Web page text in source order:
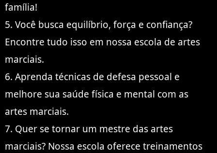
família!
5. Você busca equilíbrio, força e confiança?
Encontre tudo isso em nossa escola de artes
marciais.
6. Aprenda técnicas de defesa pessoal e
melhore sua saúde física e mental com as
artes marciais.
7. Quer se tornar um mestre das artes
marciais? Nossa escola oferece treinamentos